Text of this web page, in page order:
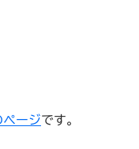
ージです。